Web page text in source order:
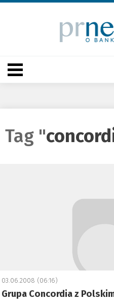
Tag "
03.06.2008 (06:16)
Grupa Concordia z